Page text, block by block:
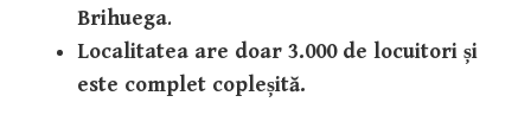
Brihuega.
Localitatea are doar 3.000 de locuitori și
este complet copleșită.